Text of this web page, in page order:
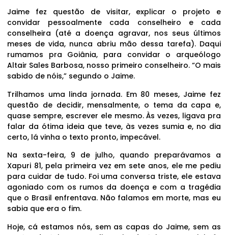
Jaime fez questão de visitar, explicar o projeto e
convidar pessoalmente cada conselheiro e cada
conselheira (até a doença agravar, nos seus últimos
meses de vida, nunca abriu mão dessa tarefa). Daqui
rumamos pra Goiânia, para convidar o arqueólogo
Altair Sales Barbosa, nosso primeiro conselheiro. “O mais
sabido de nóis,” segundo o Jaime.
Trilhamos uma linda jornada. Em 80 meses, Jaime fez
questão de decidir, mensalmente, o tema da capa e,
quase sempre, escrever ele mesmo. Às vezes, ligava pra
falar da ótima ideia que teve, às vezes sumia e, no dia
certo, lá vinha o texto pronto, impecável.
Na sexta-feira, 9 de julho, quando preparávamos a
Xapuri 81, pela primeira vez em sete anos, ele me pediu
para cuidar de tudo. Foi uma conversa triste, ele estava
agoniado com os rumos da doença e com a tragédia
que o Brasil enfrentava. Não falamos em morte, mas eu
sabia que era o fim.
Hoje, cá estamos nós, sem as capas do Jaime, sem as